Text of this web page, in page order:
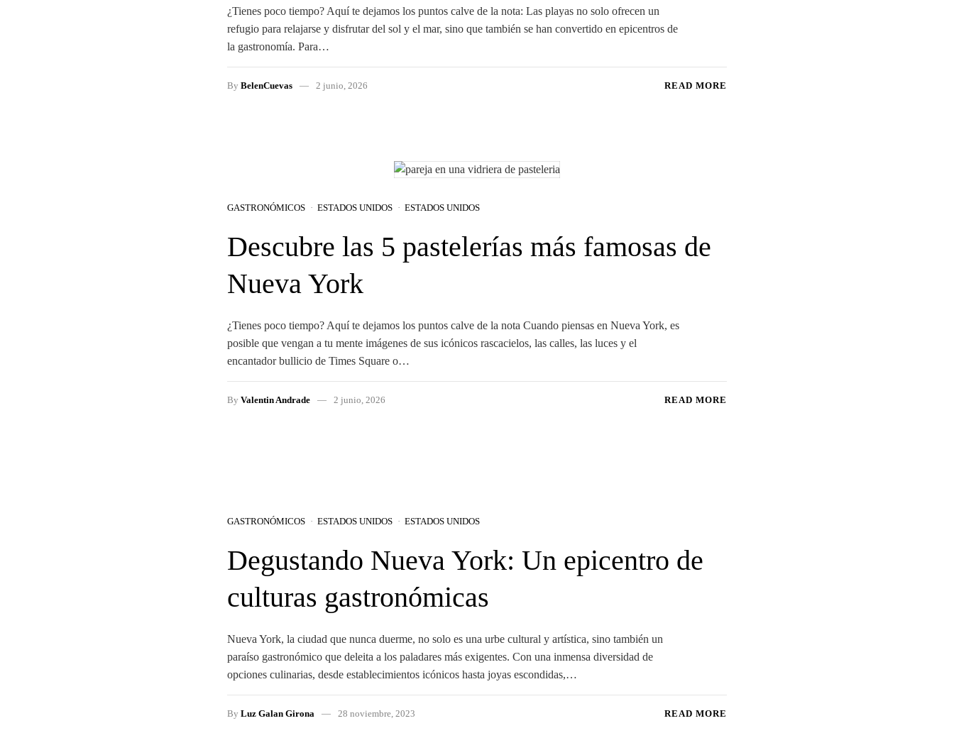
¿Tienes poco tiempo? Aquí te dejamos los puntos calve de la nota: Las playas no solo ofrecen un
refugio para relajarse y disfrutar del sol y el mar, sino que también se han convertido en epicentros de
la gastronomía. Para…
By BelenCuevas 2 junio, 2026 READ MORE
GASTRONÓMICOS ESTADOS UNIDOS ESTADOS UNIDOS
Descubre las 5 pastelerías más famosas de
Nueva York
¿Tienes poco tiempo? Aquí te dejamos los puntos calve de la nota Cuando piensas en Nueva York, es
posible que vengan a tu mente imágenes de sus icónicos rascacielos, las calles, las luces y el
encantador bullicio de Times Square o…
By Valentin Andrade 2 junio, 2026 READ MORE
GASTRONÓMICOS ESTADOS UNIDOS ESTADOS UNIDOS
Degustando Nueva York: Un epicentro de
culturas gastronómicas
Nueva York, la ciudad que nunca duerme, no solo es una urbe cultural y artística, sino también un
paraíso gastronómico que deleita a los paladares más exigentes. Con una inmensa diversidad de
opciones culinarias, desde establecimientos icónicos hasta joyas escondidas,…
By Luz Galan Girona 28 noviembre, 2023 READ MORE